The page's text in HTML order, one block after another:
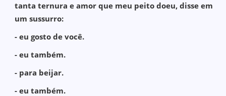
tanta ternura e amor que meu peito doeu, disse em
um sussurro:
- eu gosto de você.
- eu também.
- para beijar.
- eu também.